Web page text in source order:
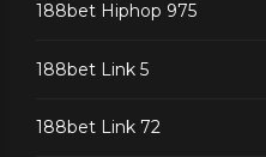
188bet Hiphop 975
188bet Link 5
188bet Link 72